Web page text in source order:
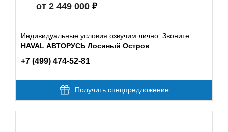
от 2 449 000
Индивидуальные условия озвучим лично. Звоните:
HAVAL АВТОРУСЬ Лосиный Остров
+7 (499) 474-52-81
Получить спецпредложение